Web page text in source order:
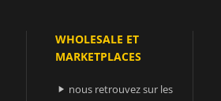
WHOLESALE ET
MARKETPLACES
 nous retrouvez sur les